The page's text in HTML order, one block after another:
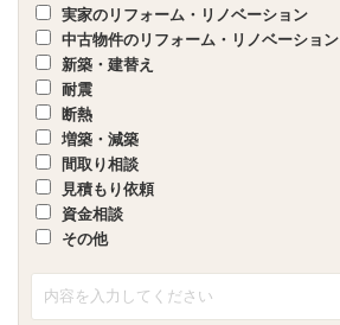
実家のリフォーム・リノベーション
中古物件のリフォーム・リノベーション
新築・建替え
耐震
断熱
増築・減築
間取り相談
見積もり依頼
資金相談
その他